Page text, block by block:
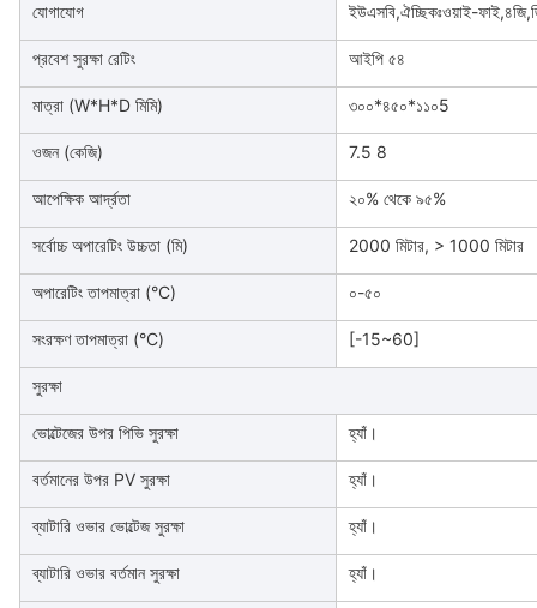
যোগাযোগ ইউএসবি,ঐচ্ছিকঃওয়াই-
প্রবেশ সুরক্ষা রেটিং আইপি ৫৪
মাত্রা (W*H*D মিমি) ৩০০*৪৫০*১১০5
ওজন (কেজি) 7.5 8
আপেক্ষিক আর্দ্রতা ২০% থেকে ৯৫%
সর্বোচ্চ অপারেটিং উচ্চতা (মি) 2000 মিটার, > 1000 মিটার
অপারেটিং তাপমাত্রা (°C) ০-৫০
সংরক্ষণ তাপমাত্রা (°C) [-15~60]
সুরক্ষা
ভোল্টেজের উপর পিভি সুরক্ষা হ্যাঁ।
বর্তমানের উপর PV সুরক্ষা হ্যাঁ।
ব্যাটারি ওভার ভোল্টেজ সুরক্ষা হ্যাঁ।
ব্যাটারি ওভার বর্তমান সুরক্ষা হ্যাঁ।